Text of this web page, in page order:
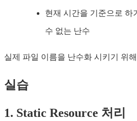
현재 시간을 기준으로 하
수 없는 난수
실제 파일 이름을 난수화 시키기 위
실습
1. Static Resource 처리